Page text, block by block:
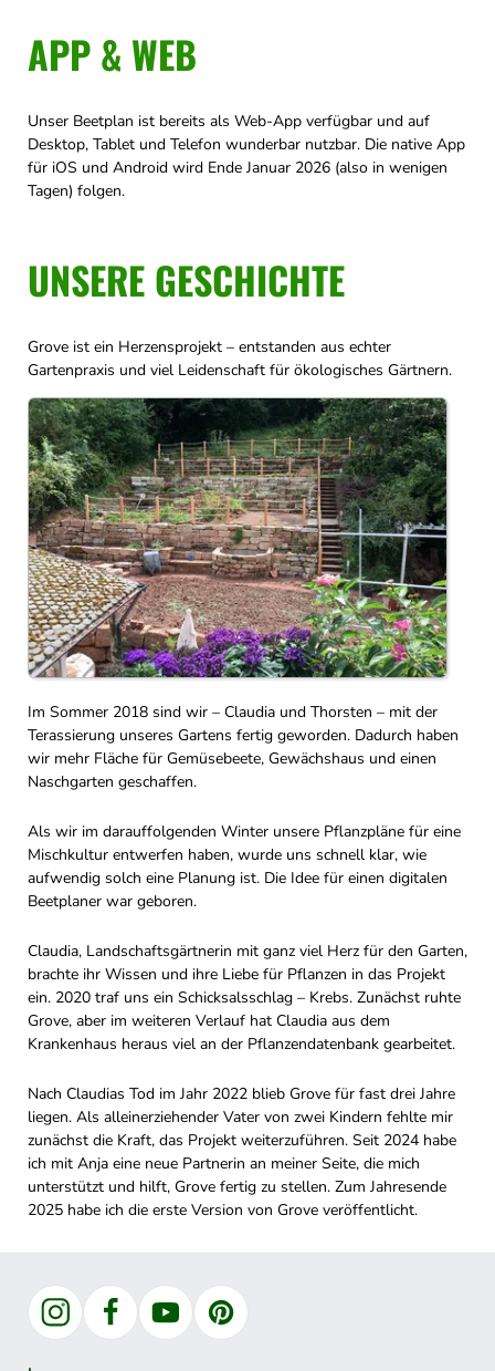
APP & WEB
Unser Beetplan ist bereits als Web-App verfügbar und auf
Desktop, Tablet und Telefon wunderbar nutzbar. Die native App
für iOS und Android wird Ende Januar 2026 (also in wenigen
Tagen) folgen.
UNSERE GESCHICHTE
Grove ist ein Herzensprojekt – entstanden aus echter
Gartenpraxis und viel Leidenschaft für ökologisches Gärtnern.
Im Sommer 2018 sind wir – Claudia und Thorsten – mit der
Terassierung unseres Gartens fertig geworden. Dadurch haben
wir mehr Fläche für Gemüsebeete, Gewächshaus und einen
Naschgarten geschaffen.
Als wir im darauffolgenden Winter unsere Pflanzpläne für eine
Mischkultur entwerfen haben, wurde uns schnell klar, wie
aufwendig solch eine Planung ist. Die Idee für einen digitalen
Beetplaner war geboren.
Claudia, Landschaftsgärtnerin mit ganz viel Herz für den Garten,
brachte ihr Wissen und ihre Liebe für Pflanzen in das Projekt
ein. 2020 traf uns ein Schicksalsschlag – Krebs. Zunächst ruhte
Grove, aber im weiteren Verlauf hat Claudia aus dem
Krankenhaus heraus viel an der Pflanzendatenbank gearbeitet.
Nach Claudias Tod im Jahr 2022 blieb Grove für fast drei Jahre
liegen. Als alleinerziehender Vater von zwei Kindern fehlte mir
zunächst die Kraft, das Projekt weiterzuführen. Seit 2024 habe
ich mit Anja eine neue Partnerin an meiner Seite, die mich
unterstützt und hilft, Grove fertig zu stellen. Zum Jahresende
2025 habe ich die erste Version von Grove veröffentlicht.
InstagramFacebookYouTubePinterest